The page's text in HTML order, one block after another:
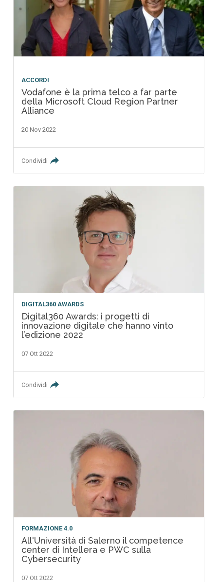
ACCORDI
Vodafone è la prima telco a far parte
della Microsoft Cloud Region Partner
Alliance
20 Nov 2022
Condividi
DIGITAL360 AWARDS
Digital360 Awards: i progetti di
innovazione digitale che hanno vinto
l’edizione 2022
07 Ott 2022
Condividi
FORMAZIONE 4.0
All'Università di Salerno il competence
center di Intellera e PWC sulla
Cybersecurity
07 Ott 2022